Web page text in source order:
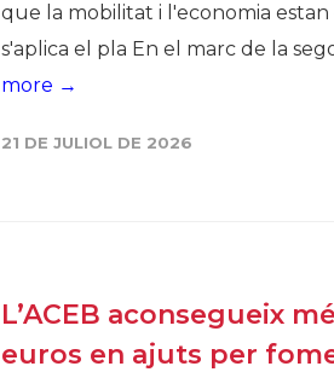
que la mobilitat i l'economia
s'aplica el pla En el marc de la
more →
21 DE JULIOL DE 2026
L’ACEB aconsegueix
euros en ajuts per